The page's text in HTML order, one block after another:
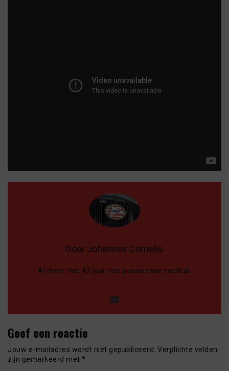
Door Johannes Cornelis
Al meer dan 43 jaar een passie voor voetbal.
Geef een reactie
Jouw e-mailadres wordt niet gepubliceerd. Verplichte velden
zijn gemarkeerd met *